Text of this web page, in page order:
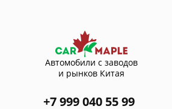
Автомобили с заводов
и рынков Китая
+7 999 040 55 99